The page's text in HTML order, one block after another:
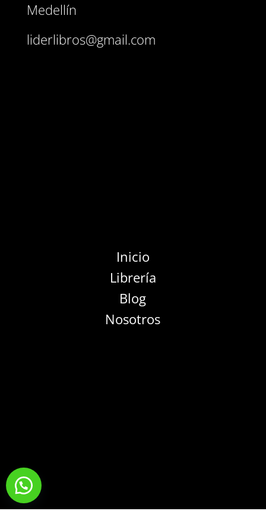
Medellín
liderlibros@gmail.com
Inicio
Librería
Blog
Nosotros